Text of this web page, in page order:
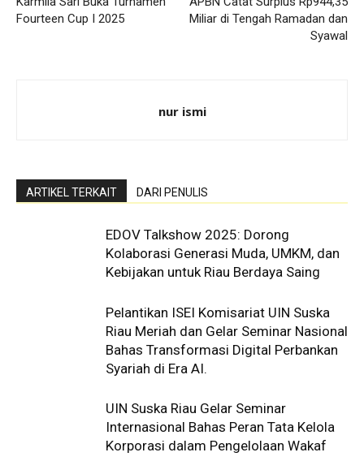
Fourteen Cup I 2025
Miliar di Tengah Ramadan dan
Syawal
nur ismi
ARTIKEL TERKAIT DARI PENULIS
EDOV Talkshow 2025: Dorong
Kolaborasi Generasi Muda, UMKM, dan
Kebijakan untuk Riau Berdaya Saing
Pelantikan ISEI Komisariat UIN Suska
Riau Meriah dan Gelar Seminar Nasional
Bahas Transformasi Digital Perbankan
Syariah di Era AI.
UIN Suska Riau Gelar Seminar
Internasional Bahas Peran Tata Kelola
Korporasi dalam Pengelolaan Wakaf